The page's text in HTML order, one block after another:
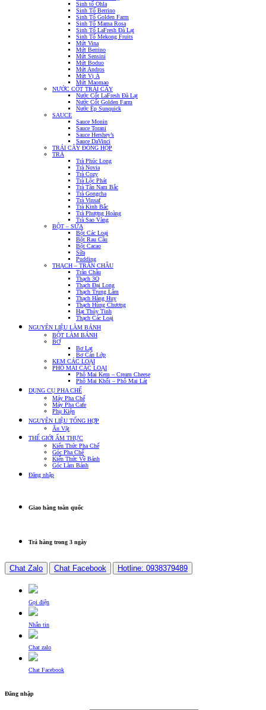
Sinh tố Ohla
Sinh Tố Berrino
Sinh Tố Golden Farm
Sinh Tố Mama Rosa
Sinh Tố LaFresh Đà Lạt
Sinh Tố Mekong Fruits
Mứt Vina
Mứt Berrino
Mứt Sensini
Mứt Boduo
Mứt Andros
Mứt Vị Á
Mứt Maomao
NƯỚC CỐT TRÁI CÂY
Nước Cốt LaFresh Đà Lạt
Nước Cốt Golden Farm
Nước Ép Sunquick
SAUCE
Sauce Monin
Sauce Torani
Sauce Hershey’s
Sauce DaVinci
TRÁI CÂY ĐÓNG HỘP
TRÀ
Trà Phúc Long
Trà Novia
Trà Cozy
Trà Lộc Phát
Trà Tân Nam Bắc
Trà Gongcha
Trà Vinsaf
Trà Kinh Bắc
Trà Phượng Hoàng
Trà Sao Vàng
BỘT – SỮA
Bột Các Loại
Bột Rau Câu
Bột Cacao
Sữa
Pudding
THẠCH – TRÂN CHÂU
Trân Châu
Thạch 3Q
Thạch Đại Long
Thạch Trung Lâm
Thạch Hàng Huy
Thạch Hùng Chương
Hạt Thủy Tinh
Thạch Các Loại
NGUYÊN LIỆU LÀM BÁNH
BỘT LÀM BÁNH
BƠ
Bơ Lạt
Bơ Cán Lớp
KEM CÁC LOẠI
PHÔ MAI CÁC LOẠI
Phô Mai Kem – Cream Cheese
Phô Mai Khối – Phô Mai Lát
DỤNG CỤ PHA CHẾ
Máy Pha Chế
Máy Pha Cafe
Phụ Kiện
NGUYÊN LIỆU TỔNG HỢP
Ăn Vặt
THẾ GIỚI ẨM THỰC
Kiến Thức Pha Chế
Góc Pha Chế
Kiến Thức Về Bánh
Góc Làm Bánh
Đăng nhập
Giao hàng toàn quốc
Trả hàng trong 3 ngày
Chat Zalo Chat Facebook Hotline: 0938379489
Gọi điện
Nhắn tin
Chat zalo
Chat Facebook
Đăng nhập